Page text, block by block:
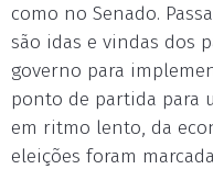
como no Senado.
são idas e vindas dos
governo para
ponto de partida para
em ritmo lento, da
eleições foram